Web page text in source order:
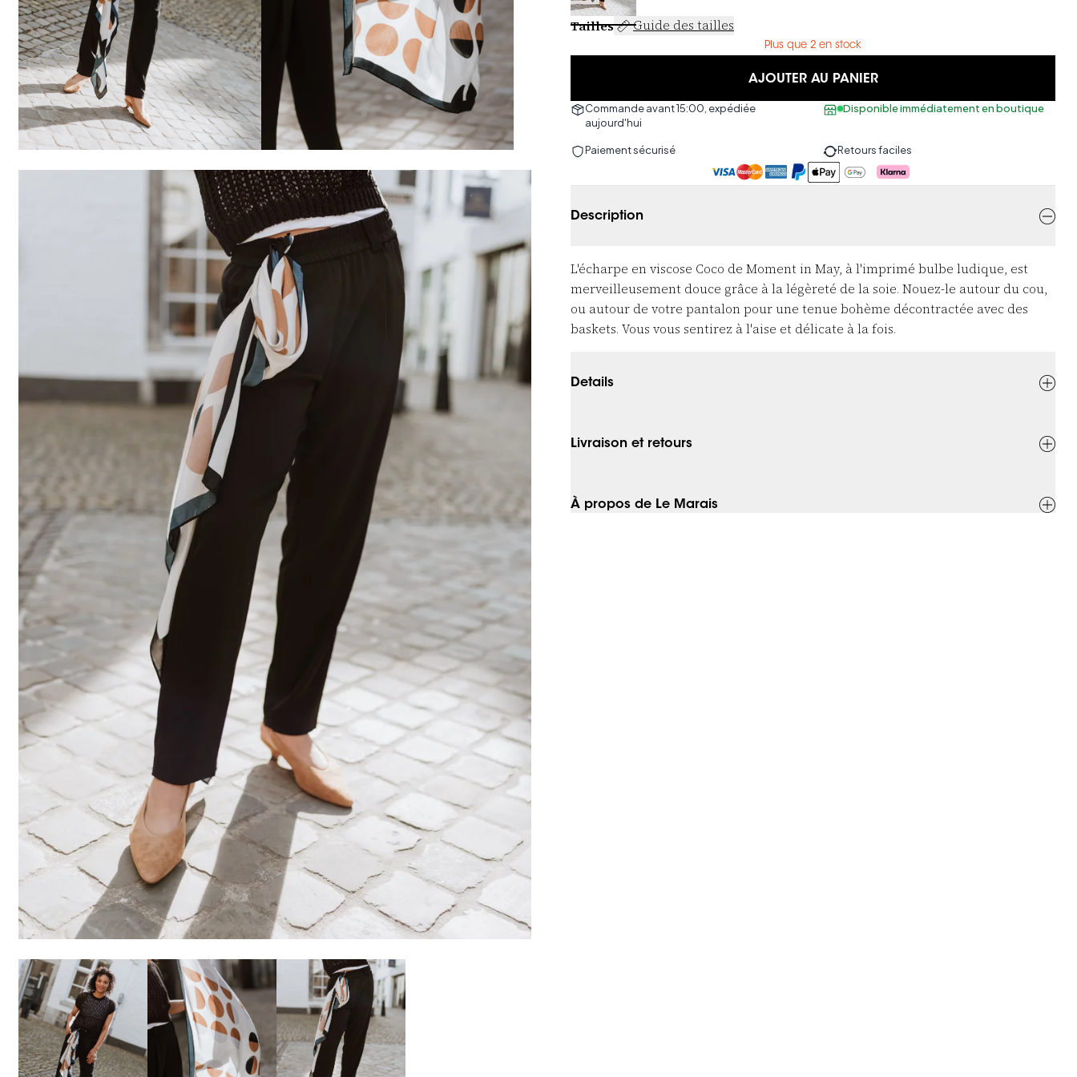
Tailles Guide des tailles
Plus que 2 en stock
AJOUTER AU PANIER
Commande avant 15:00, expédiée
aujourd'hui
Disponible immédiatement en boutique
Paiement sécurisé Retours faciles
Description
L'écharpe en viscose Coco de Moment in May, à l'imprimé bulbe ludique, est
merveilleusement douce grâce à la légèreté de la soie. Nouez-le autour du cou,
ou autour de votre pantalon pour une tenue bohème décontractée avec des
baskets. Vous vous sentirez à l'aise et délicate à la fois.
Details
Livraison et retours
À propos de Le Marais